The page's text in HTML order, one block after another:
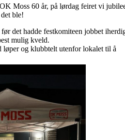
Moss 60 år, på lørdag feiret vi
ble!
det hadde festkomiteen jobbet
mulig kveld.
løper og klubbtelt utenfor lokalet til å